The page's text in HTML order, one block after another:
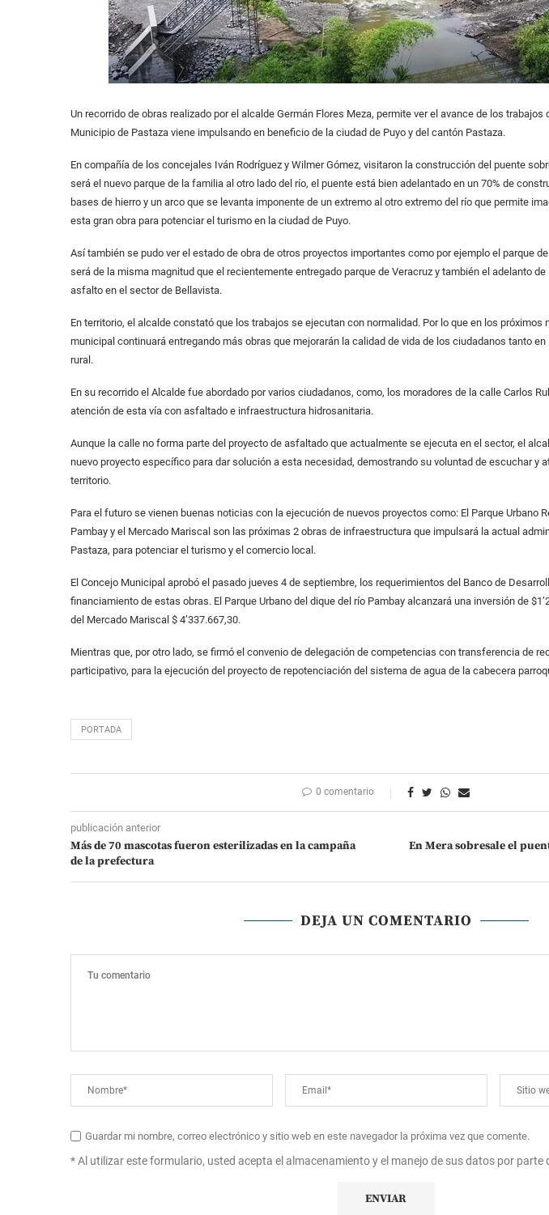
Un recorrido de obras realizado por el alcalde Germán Flores Meza, permite ver el avance de los trabajos
Municipio de Pastaza viene impulsando en beneficio de la ciudad de Puyo y del cantón Pastaza.
En compañía de los concejales Iván Rodríguez y Wilmer Gómez, visitaron la construcción del puente
será el nuevo parque de la familia al otro lado del río, el puente está bien adelantado en un 70% de
bases de hierro y un arco que se levanta imponente de un extremo al otro extremo del río que permite
esta gran obra para potenciar el turismo en la ciudad de Puyo.
Así también se pudo ver el estado de obra de otros proyectos importantes como por ejemplo el parque
será de la misma magnitud que el recientemente entregado parque de Veracruz y también el adelanto
asfalto en el sector de Bellavista.
En territorio, el alcalde constató que los trabajos se ejecutan con normalidad. Por lo que en los
municipal continuará entregando más obras que mejorarán la calidad de vida de los ciudadanos tanto
rural.
En su recorrido el Alcalde fue abordado por varios ciudadanos, como, los moradores de la calle Carlos
atención de esta vía con asfaltado e infraestructura hidrosanitaria.
Aunque la calle no forma parte del proyecto de asfaltado que actualmente se ejecuta en el sector, el
nuevo proyecto específico para dar solución a esta necesidad, demostrando su voluntad de escuchar y
territorio.
Para el futuro se vienen buenas noticias con la ejecución de nuevos proyectos como: El Parque Urbano
Pambay y el Mercado Mariscal son las próximas 2 obras de infraestructura que impulsará la actual
Pastaza, para potenciar el turismo y el comercio local.
El Concejo Municipal aprobó el pasado jueves 4 de septiembre, los requerimientos del Banco de
financiamiento de estas obras. El Parque Urbano del dique del río Pambay alcanzará una inversión de
del Mercado Mariscal $ 4’337.667,30.
Mientras que, por otro lado, se firmó el convenio de delegación de competencias con transferencia de
participativo, para la ejecución del proyecto de repotenciación del sistema de agua de la cabecera
PORTADA
0 comentario
publicación anterior
Más de 70 mascotas fueron esterilizadas en la campaña
de la prefectura
En Mera sobresale el
DEJA UN COMENTARIO
Guardar mi nombre, correo electrónico y sitio web en este navegador la próxima vez que comente.
* Al utilizar este formulario, usted acepta el almacenamiento y el manejo de sus datos por parte